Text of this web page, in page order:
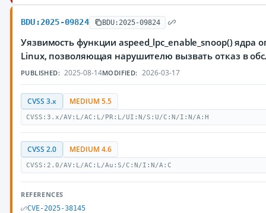
BDU:2025-09824 BDU:2025-09824
Уязвимость функции aspeed_lpc_enable_snoop() ядра
Linux, позволяющая нарушителю вызвать отказ в
PUBLISHED: 2025-08-14MODIFIED: 2026-03-17
CVSS 3.x MEDIUM 5.5
CVSS:3.x/AV:L/AC:L/PR:L/UI:N/S:U/C:N/I:N/A:H
CVSS 2.0 MEDIUM 4.6
CVSS:2.0/AV:L/AC:L/Au:S/C:N/I:N/A:C
REFERENCES
CVE-2025-38145